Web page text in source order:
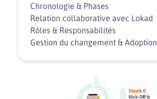
Chronologie & Phases
Relation collaborative avec Lokad
Rôles & Responsabilités
Gestion du changement & Adoption